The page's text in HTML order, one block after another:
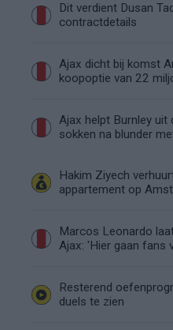
Dit verdient Dusan
contractdetails
Ajax dicht bij komst
koopoptie van 22
Ajax helpt Burnley uit
sokken na blunder
Hakim Ziyech
appartement op
Marcos Leonardo
Ajax: 'Hier gaan fans
Resterend
duels te zien